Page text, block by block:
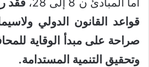
أما المبادئ ن 8 إلى 28،
فقد
صراحة على مبدأ الوقاية
وتحقيق التنمية المستدامة.